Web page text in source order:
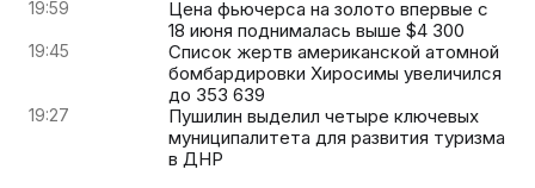
19:59
Цена фьючерса на золото впервые с
18 июня поднималась выше $4 300
19:45
Список жертв американской атомной
бомбардировки Хиросимы увеличился
до 353 639
19:27
Пушилин выделил четыре ключевых
муниципалитета для развития туризма
в ДНР